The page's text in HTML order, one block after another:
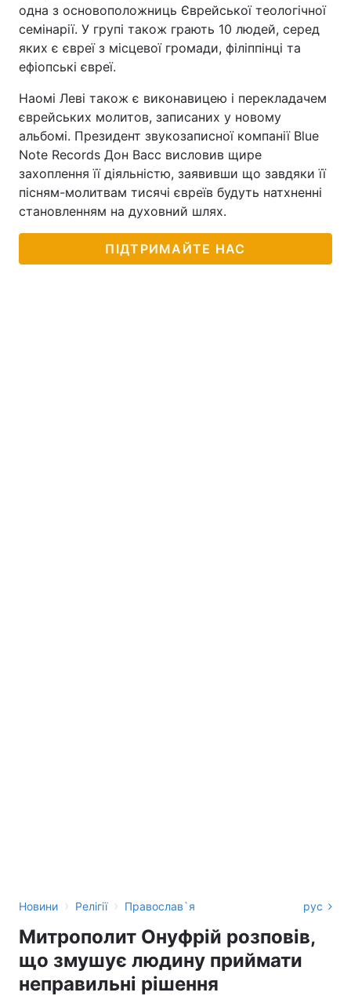
одна з основоположниць Єврейської теологічної
семінарії. У групі також грають 10 людей, серед
яких є євреї з місцевої громади, філіппінці та
ефіопські євреї.
Наомі Леві також є виконавицею і перекладачем
єврейських молитов, записаних у новому
альбомі. Президент звукозаписної компанії Blue
Note Records Дон Васс висловив щире
захоплення її діяльністю, заявивши що завдяки її
пісням-молитвам тисячі євреїв будуть натхненні
становленням на духовний шлях.
ПІДТРИМАЙТЕ НАС
Новини › Релігії › Православ`я рус
Митрополит Онуфрій розповів,
що змушує людину приймати
неправильні рішення